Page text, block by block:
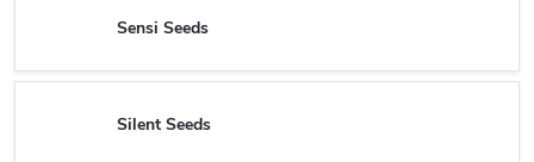
Sensi Seeds
Silent Seeds